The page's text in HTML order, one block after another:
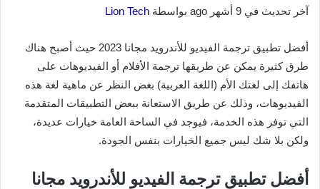
آخر تحديث في 9 أشهر ago بواسطة Lion Tech
أفضل تطبيق ترجمة الفيديو للأندرويد مجانا 2023 حيث أصبح هناك
طرق كثيرة يمكن عن طريقها ترجمة الأفلام أو الفيديوهات على
هاتفك إلى لغتك الأم (اللغة العربية) بغض النظر عن ماهية لغة هذه
الفيديوهات، وذلك عن طريق الاستعانة ببعض التطبيقات المتقدمة
التي توفر هذه الخدمة، فيوجد في الساحة العامة خيارات عديدة،
ولكن بلا شك ليس جميع الخيارات بنفس الجودة.
أفضل تطبيق ترجمة الفيديو للأندرويد مجانا